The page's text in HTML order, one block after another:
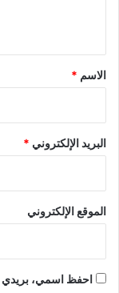
*
الاسم *
البريد الإلكتروني *
الموقع الإلكتروني
احفظ اسمي، بريدي